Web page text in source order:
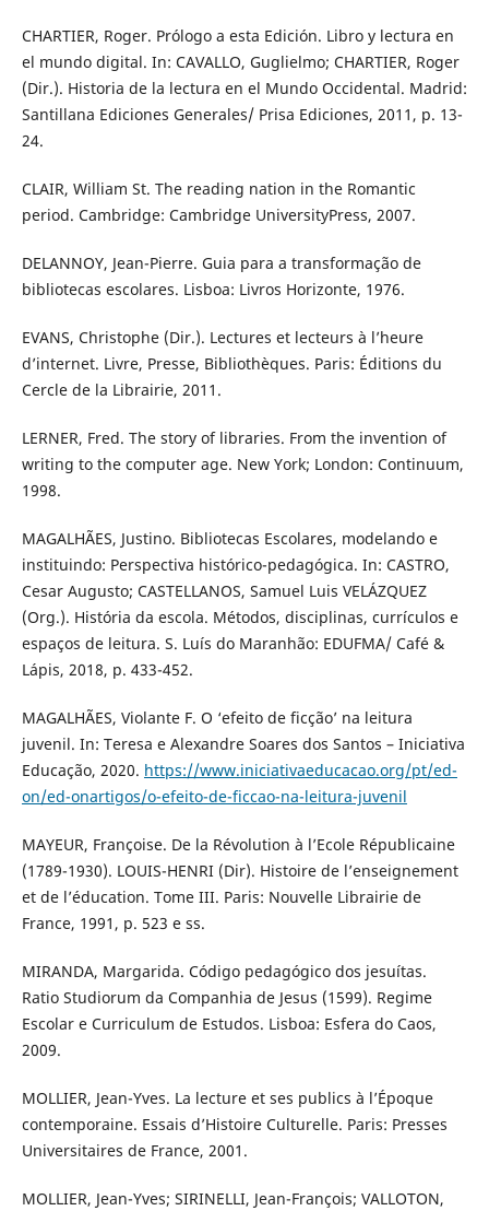
CHARTIER, Roger. Prólogo a esta Edición. Libro y lectura en
el mundo digital. In: CAVALLO, Guglielmo; CHARTIER, Roger
(Dir.). Historia de la lectura en el Mundo Occidental. Madrid:
Santillana Ediciones Generales/ Prisa Ediciones, 2011, p. 13-
24.
CLAIR, William St. The reading nation in the Romantic
period. Cambridge: Cambridge UniversityPress, 2007.
DELANNOY, Jean-Pierre. Guia para a transformação de
bibliotecas escolares. Lisboa: Livros Horizonte, 1976.
EVANS, Christophe (Dir.). Lectures et lecteurs à l’heure
d’internet. Livre, Presse, Bibliothèques. Paris: Éditions du
Cercle de la Librairie, 2011.
LERNER, Fred. The story of libraries. From the invention of
writing to the computer age. New York; London: Continuum,
1998.
MAGALHÃES, Justino. Bibliotecas Escolares, modelando e
instituindo: Perspectiva histórico-pedagógica. In: CASTRO,
Cesar Augusto; CASTELLANOS, Samuel Luis VELÁZQUEZ
(Org.). História da escola. Métodos, disciplinas, currículos e
espaços de leitura. S. Luís do Maranhão: EDUFMA/ Café &
Lápis, 2018, p. 433-452.
MAGALHÃES, Violante F. O ‘efeito de ficção’ na leitura
juvenil. In: Teresa e Alexandre Soares dos Santos – Iniciativa
Educação, 2020. https://www.iniciativaeducacao.org/pt/ed-
on/ed-onartigos/o-efeito-de-ficcao-na-leitura-juvenil
MAYEUR, Françoise. De la Révolution à l’Ecole Républicaine
(1789-1930). LOUIS-HENRI (Dir). Histoire de l’enseignement
et de l’éducation. Tome III. Paris: Nouvelle Librairie de
France, 1991, p. 523 e ss.
MIRANDA, Margarida. Código pedagógico dos jesuítas.
Ratio Studiorum da Companhia de Jesus (1599). Regime
Escolar e Curriculum de Estudos. Lisboa: Esfera do Caos,
2009.
MOLLIER, Jean-Yves. La lecture et ses publics à l’Époque
contemporaine. Essais d’Histoire Culturelle. Paris: Presses
Universitaires de France, 2001.
MOLLIER, Jean-Yves; SIRINELLI, Jean-François; VALLOTON,